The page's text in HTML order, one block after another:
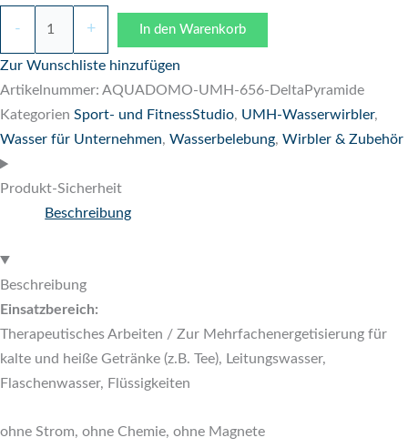
- + In den Warenkorb
Zur Wunschliste hinzufügen
Artikelnummer: AQUADOMO-UMH-656-DeltaPyramide
Kategorien Sport- und FitnessStudio, UMH-Wasserwirbler,
Wasser für Unternehmen, Wasserbelebung, Wirbler & Zubehör
Produkt-Sicherheit
Beschreibung
Beschreibung
Einsatzbereich:
Therapeutisches Arbeiten / Zur Mehrfachenergetisierung für
kalte und heiße Getränke (z.B. Tee), Leitungswasser,
Flaschenwasser, Flüssigkeiten
ohne Strom, ohne Chemie, ohne Magnete